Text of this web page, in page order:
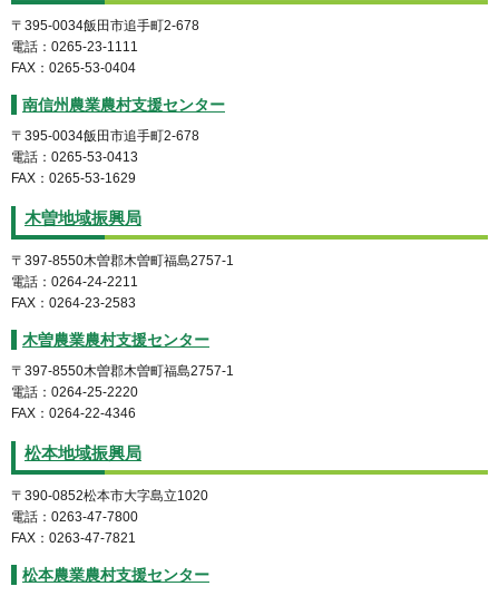
〒395-0034飯田市追手町2-678
電話：0265-23-1111
FAX：0265-53-0404
南信州農業農村支援センター
〒395-0034飯田市追手町2-678
電話：0265-53-0413
FAX：0265-53-1629
木曽地域振興局
〒397-8550木曽郡木曽町福島2757-1
電話：0264-24-2211
FAX：0264-23-2583
木曽農業農村支援センター
〒397-8550木曽郡木曽町福島2757-1
電話：0264-25-2220
FAX：0264-22-4346
松本地域振興局
〒390-0852松本市大字島立1020
電話：0263-47-7800
FAX：0263-47-7821
松本農業農村支援センター